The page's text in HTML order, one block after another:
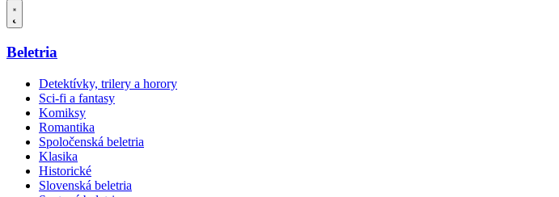
Beletria
Detektívky, trilery a horory
Sci-fi a fantasy
Komiksy
Romantika
Spoločenská beletria
Klasika
Historické
Slovenská beletria